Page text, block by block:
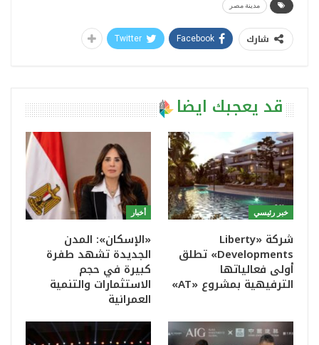
مدينة مصر
شارك Facebook
Twitter
قد يعجبك ايضا
خبر رئيسي
شركة «Liberty
Developments» تطلق
أولى فعالياتها
الترفيهية بمشروع «AT»
أخبار
«الإسكان»: المدن
الجديدة تشهد طفرة
كبيرة في حجم
الاستثمارات والتنمية
العمرانية